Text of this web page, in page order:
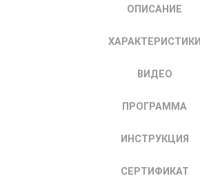
ОПИСАНИЕ
ХАРАКТЕРИСТИКИ
ВИДЕО
ПРОГРАММА
ИНСТРУКЦИЯ
СЕРТИФИКАТ